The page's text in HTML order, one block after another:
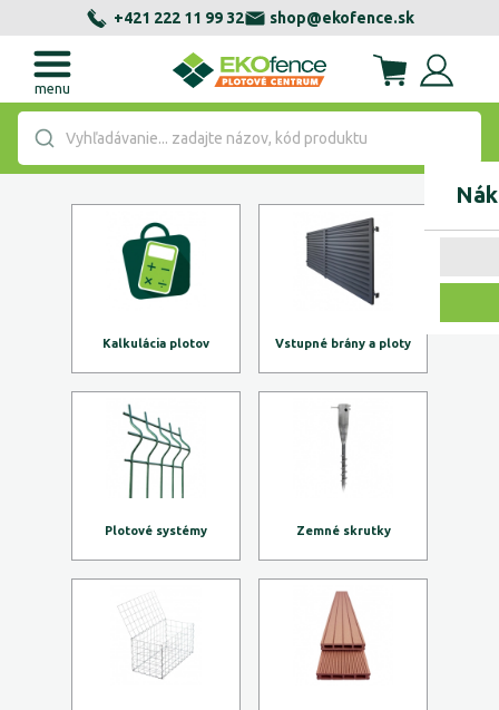
+421 222 11 99 32 shop@ekofence.sk
menu
Vyhľadávanie... zadajte názov, kód produktu
Kalkulácia plotov Vstupné brány a ploty
Plotové systémy Zemné skrutky